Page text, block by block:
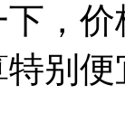
，
别